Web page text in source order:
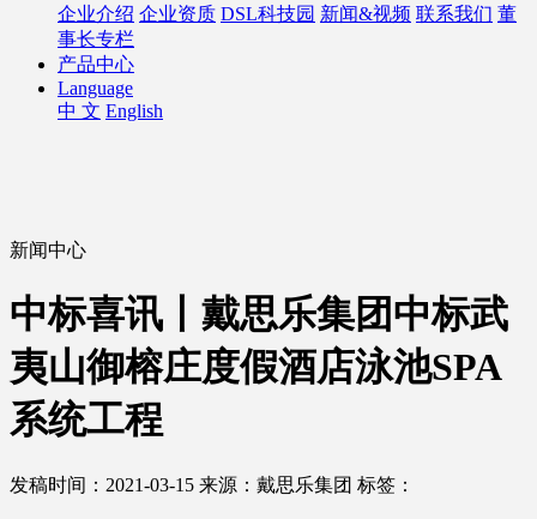
企业介绍 企业资质 DSL科技园 新闻&视频 联系我们 董
事长专栏
产品中心
Language
中 文 English
新闻中心
中标喜讯丨戴思乐集团中标武
夷山御榕庄度假酒店泳池SPA
系统工程
发稿时间：2021-03-15 来源：戴思乐集团 标签：